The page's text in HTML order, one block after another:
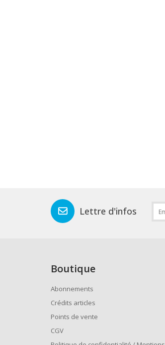
Lettre d'infos
Boutique
Abonnements
Crédits articles
Points de vente
CGV